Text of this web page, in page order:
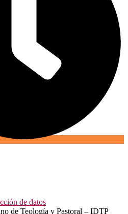
de datos
de Teología y Pastoral – IDTP